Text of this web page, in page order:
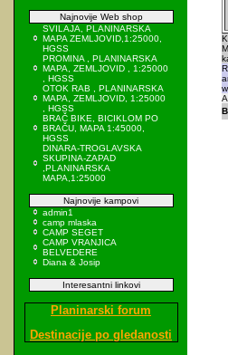
Najnovije Web shop
SVILAJA, PLANINARSKA
MAPA ZEMLJOVID,1:25000,
HGSS
PROMINA , PLANINARSKA
MAPA, ZEMLJOVID , 1:25000
, HGSS
OTOK RAB , PLANINARSKA
MAPA, ZEMLJOVID, 1:25000
, HGSS
BRAČ BIKE, BICIKLOM PO
BRAČU, MAPA 1:45000,
HGSS
DINARA-TROGLAVSKA
SKUPINA-ZAPAD
,PLANINARSKA
MAPA,1:25000
Najnovije kampovi
admin1
camp mlaska
CAMP SEGET
CAMP VRANJICA
BELVEDERE
Diana & Josip
Interesantni linkovi
Planinarski forum
Destinacije po gledanosti